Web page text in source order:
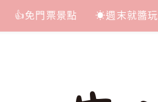
👍免門票景點 ☀週末就醬玩